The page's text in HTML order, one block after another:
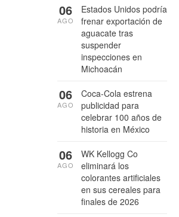
Estados Unidos podría
frenar exportación de
aguacate tras
suspender
inspecciones en
Michoacán
06
AGO
Coca-Cola estrena
publicidad para
celebrar 100 años de
historia en México
06
AGO
WK Kellogg Co
eliminará los
colorantes artificiales
en sus cereales para
finales de 2026
06
AGO